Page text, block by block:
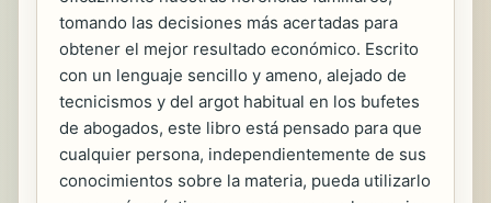
tomando las decisiones más acertadas para
obtener el mejor resultado económico. Escrito
con un lenguaje sencillo y ameno, alejado de
tecnicismos y del argot habitual en los bufetes
de abogados, este libro está pensado para que
cualquier persona, independientemente de sus
conocimientos sobre la materia, pueda utilizarlo